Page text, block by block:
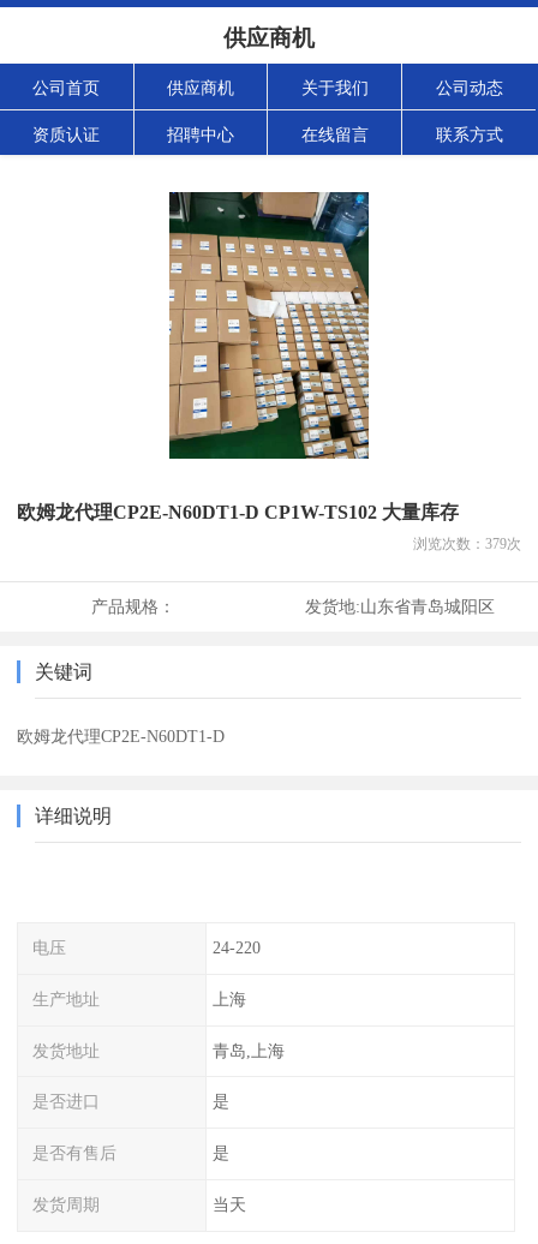
供应商机
公司首页 供应商机 关于我们 公司动态
资质认证 招聘中心 在线留言 联系方式
欧姆龙代理CP2E-N60DT1-D CP1W-TS102 大量库存
浏览次数： 379次
产品规格： 发货地:山东省青岛城阳区
关键词
欧姆龙代理CP2E-N60DT1-D
详细说明
电压 24-220
生产地址 上海
发货地址 青岛,上海
是否进口 是
是否有售后 是
发货周期 当天